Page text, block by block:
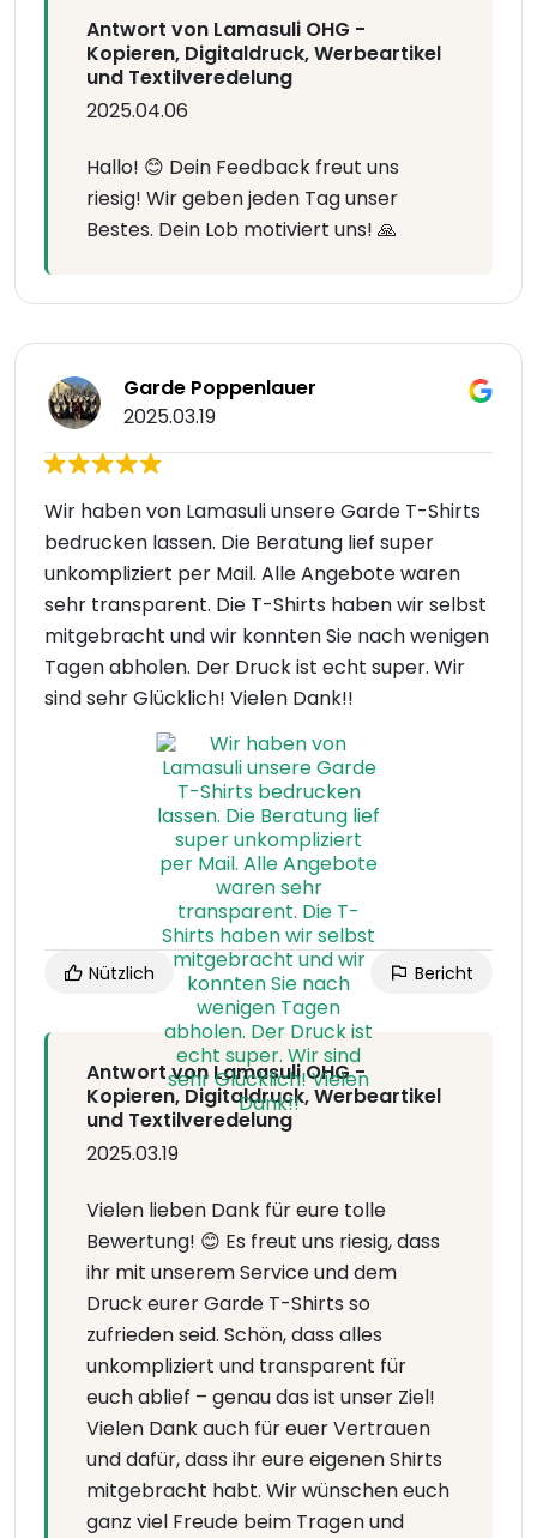
Antwort von Lamasuli OHG -
Kopieren, Digitaldruck, Werbeartikel
und Textilveredelung
2025.04.06
Hallo! 😊 Dein Feedback freut uns
riesig! Wir geben jeden Tag unser
Bestes. Dein Lob motiviert uns! 🙏
Garde Poppenlauer
2025.03.19
Wir haben von Lamasuli unsere Garde T-Shirts
bedrucken lassen. Die Beratung lief super
unkompliziert per Mail. Alle Angebote waren
sehr transparent. Die T-Shirts haben wir selbst
mitgebracht und wir konnten Sie nach wenigen
Tagen abholen. Der Druck ist echt super. Wir
sind sehr Glücklich! Vielen Dank!!
Nützlich Bericht
Antwort von Lamasuli OHG -
Kopieren, Digitaldruck, Werbeartikel
und Textilveredelung
2025.03.19
Vielen lieben Dank für eure tolle
Bewertung! 😊 Es freut uns riesig, dass
ihr mit unserem Service und dem
Druck eurer Garde T-Shirts so
zufrieden seid. Schön, dass alles
unkompliziert und transparent für
euch ablief – genau das ist unser Ziel!
Vielen Dank auch für euer Vertrauen
und dafür, dass ihr eure eigenen Shirts
mitgebracht habt. Wir wünschen euch
ganz viel Freude beim Tragen und